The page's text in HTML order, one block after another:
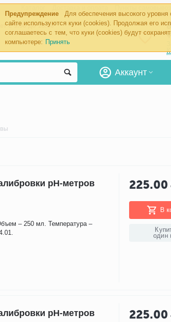
Предупреждение
Для обеспечения высокого
сайте используются куки (cookies). Продолжая его
соглашаетесь с тем, что куки (cookies) будут
компьютере: Принять
с 9.00 до 18.00
Аккаунт
pH-метров
– 250 мл. Температура –
225.00
В
один
pH-метров
225.00